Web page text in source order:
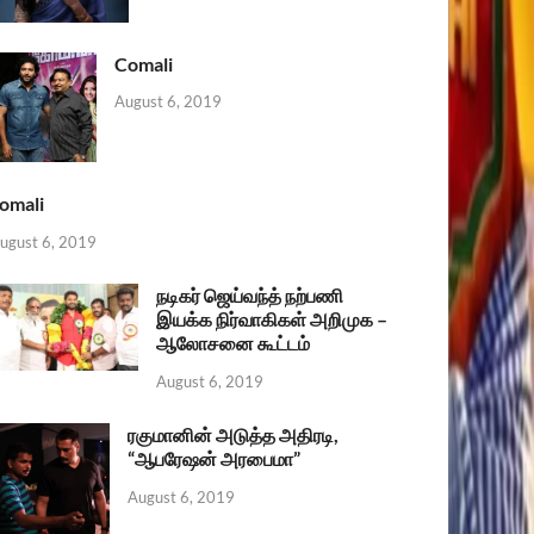
Comali
August 6, 2019
6, 2019
நடிகர் ஜெய்வந்த் நற்பணி
இயக்க நிர்வாகிகள் அறிமுக –
ஆலோசனை கூட்டம்
August 6, 2019
ரகுமானின் அடுத்த அதிரடி,
“ஆபரேஷன் அரபைமா”
August 6, 2019